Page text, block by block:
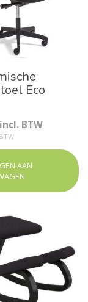
Eco
incl. BTW
AAN